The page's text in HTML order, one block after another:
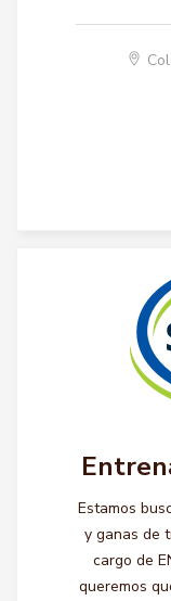
Estamos
y ganas de
cargo de
queremos